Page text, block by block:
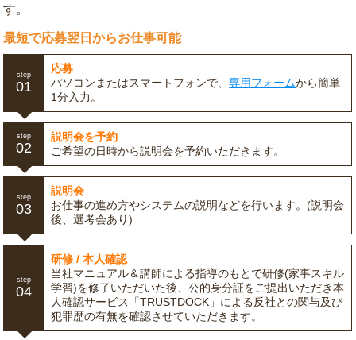
す。
最短で応募翌日からお仕事可能
step
01
応募
パソコンまたはスマートフォンで、専用フォームから簡単
1分入力。
step
02
説明会を予約
ご希望の日時から説明会を予約いただきます。
step
03
説明会
お仕事の進め方やシステムの説明などを行います。(説明会
後、選考会あり)
step
04
研修 / 本人確認
当社マニュアル＆講師による指導のもとで研修(家事スキル
学習)を修了いただいた後、公的身分証をご提出いただき本
人確認サービス「TRUSTDOCK」による反社との関与及び
犯罪歴の有無を確認させていただきます。